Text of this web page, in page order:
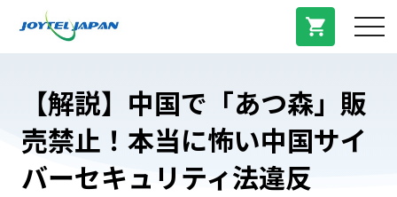
料金プラン
【解説】中国で「あつ森」販
売禁止！本当に怖い中国サイ
バーセキュリティ法違反